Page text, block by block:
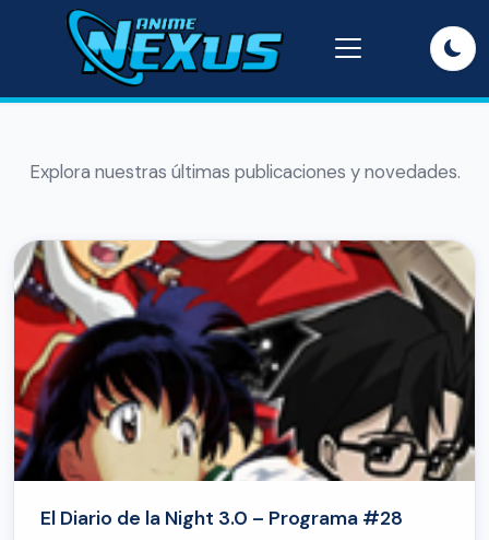
Explora nuestras últimas publicaciones y novedades.
El Diario de la Night 3.0 – Programa #28